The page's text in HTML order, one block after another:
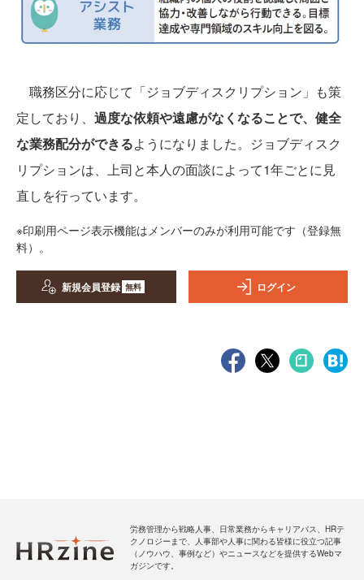
職務区分に応じて「ジョブディスクリプション」も策
定しており、 過度な依頼や遠慮がなくなることで、健全
な業務配分ができるようになりました。ジョブディスク
リプションは、上司と本人の面談によって1年ごとに見
直しを行っています。
※印刷用ページ表示機能はメンバーのみが利用可能です（登録無
料）。
新規会員登録 無料 ログイン
労務管理から戦略人事、日常業務からキャリアパス、HRテ
クノロジーまで、人事部や人事に関わる皆様に役立つ記事
（ノウハウ、事例など）やニュースなどを提供するWebマ
ガジンです。